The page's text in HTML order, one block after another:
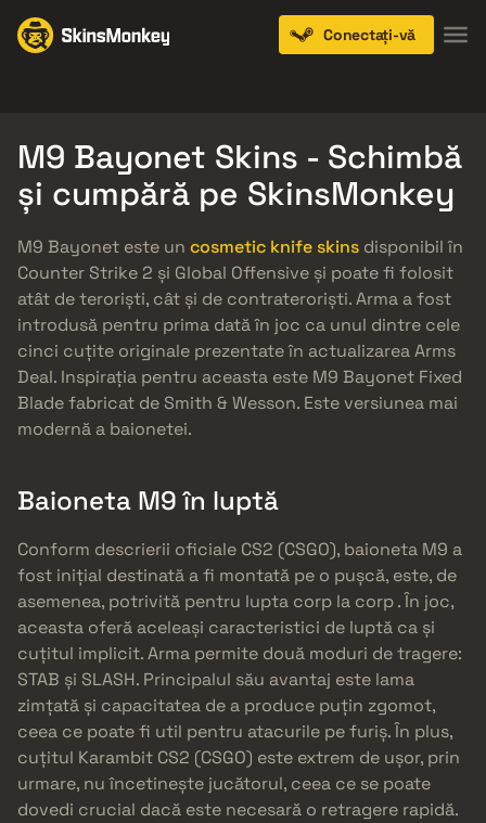
Conectați-vă
M9 Bayonet Skins - Schimbă
și cumpără pe SkinsMonkey
M9 Bayonet este un cosmetic knife skins disponibil în
Counter Strike 2 și Global Offensive și poate fi folosit
atât de teroriști, cât și de contrateroriști. Arma a fost
introdusă pentru prima dată în joc ca unul dintre cele
cinci cuțite originale prezentate în actualizarea Arms
Deal. Inspirația pentru aceasta este M9 Bayonet Fixed
Blade fabricat de Smith & Wesson. Este versiunea mai
modernă a baionetei.
Baioneta M9 în luptă
Conform descrierii oficiale CS2 (CSGO), baioneta M9 a
fost inițial destinată a fi montată pe o pușcă, este, de
asemenea, potrivită pentru lupta corp la corp . În joc,
aceasta oferă aceleași caracteristici de luptă ca și
cuțitul implicit. Arma permite două moduri de tragere:
STAB și SLASH. Principalul său avantaj este lama
zimțată și capacitatea de a produce puțin zgomot,
ceea ce poate fi util pentru atacurile pe furiș. În plus,
cuțitul Karambit CS2 (CSGO) este extrem de ușor, prin
urmare, nu încetinește jucătorul, ceea ce se poate
dovedi crucial dacă este necesară o retragere rapidă.